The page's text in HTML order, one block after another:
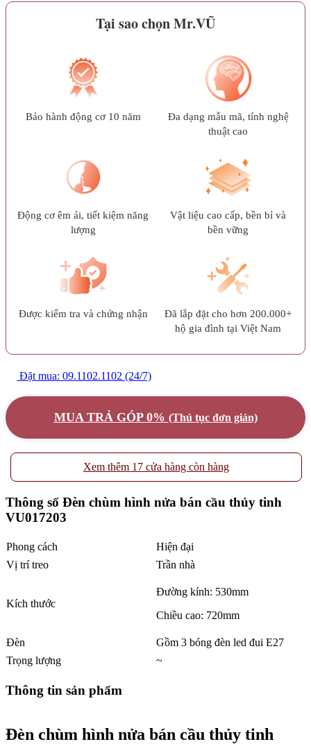
Tại sao chọn Mr.VŨ
Bảo hành động cơ 10 năm
Đa dạng mẫu mã, tính nghệ
thuật cao
Động cơ êm ái, tiết kiệm năng
lượng
Vật liệu cao cấp, bền bỉ và
bền vững
Được kiểm tra và chứng nhận
Đã lắp đặt cho hơn 200.000+
hộ gia đình tại Việt Nam
Đặt mua: 09.1102.1102 (24/7)
MUA TRẢ GÓP 0% (Thủ tục đơn giản)
Xem thêm 17 cửa hàng còn hàng
Thông số Đèn chùm hình nửa bán cầu thủy tinh
VU017203
Phong cách
Hiện đại
Vị trí treo
Trần nhà
Kích thước
Đường kính: 530mm
Chiều cao: 720mm
Đèn
Gồm 3 bóng đèn led đui E27
Trọng lượng
~
Thông tin sản phẩm
Đèn chùm hình nửa bán cầu thủy tinh